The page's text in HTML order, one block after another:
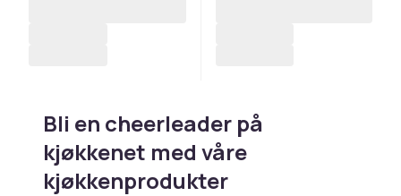
Bli en cheerleader på
kjøkkenet med våre
kjøkkenprodukter